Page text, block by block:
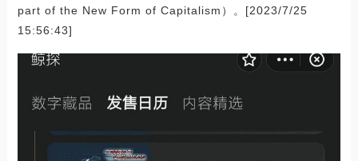
part of the New Form of Capitalism）。[2023/7/25
15:56:43]